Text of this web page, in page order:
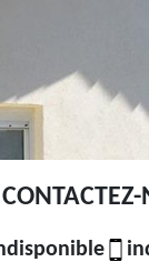
CONTACTEZ-